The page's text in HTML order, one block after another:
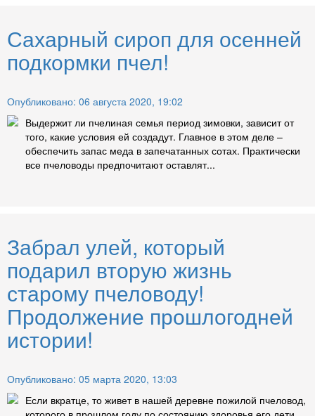
Сахарный сироп для осенней
подкормки пчел!
Опубликовано: 06 августа 2020, 19:02
Выдержит ли пчелиная семья период зимовки, зависит от
того, какие условия ей создадут. Главное в этом деле –
обеспечить запас меда в запечатанных сотах. Практически
все пчеловоды предпочитают оставлят...
Забрал улей, который
подарил вторую жизнь
старому пчеловоду!
Продолжение прошлогодней
истории!
Опубликовано: 05 марта 2020, 13:03
Если вкратце, то живет в нашей деревне пожилой пчеловод,